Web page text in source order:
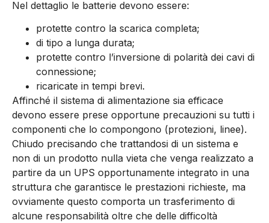
Nel dettaglio le batterie devono essere:
protette contro la scarica completa;
di tipo a lunga durata;
protette contro l’inversione di polarità dei cavi di
connessione;
ricaricate in tempi brevi.
Affinché il sistema di alimentazione sia efficace
devono essere prese opportune precauzioni su tutti i
componenti che lo compongono (protezioni, linee).
Chiudo precisando che trattandosi di un sistema e
non di un prodotto nulla vieta che venga realizzato a
partire da un UPS opportunamente integrato in una
struttura che garantisce le prestazioni richieste, ma
ovviamente questo comporta un trasferimento di
alcune responsabilità oltre che delle difficoltà